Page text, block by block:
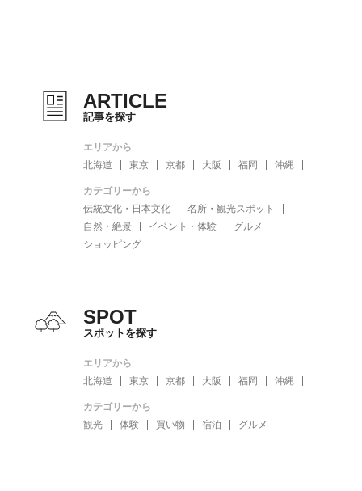
ARTICLE
記事を探す
エリアから
北海道
東京 京都 大阪 福岡 沖縄
カテゴリーから
伝統文化・日本文化
名所・観光スポット
自然・絶景
イベント・体験
グルメ
ショッピング
SPOT
スポットを探す
エリアから
北海道
東京 京都 大阪 福岡 沖縄
カテゴリーから
観光
体験 買い物 宿泊 グルメ